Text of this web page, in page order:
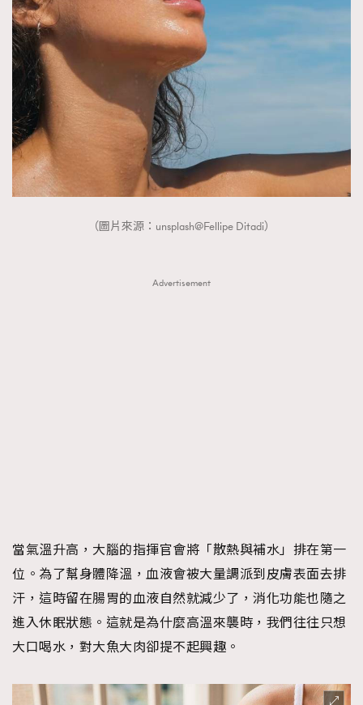
（圖片來源：unsplash@Fellipe Ditadi）
Advertisement
當氣溫升高，大腦的指揮官會將「散熱與補水」排在第一
位。為了幫身體降溫，血液會被大量調派到皮膚表面去排
汗，這時留在腸胃的血液自然就減少了，消化功能也隨之
進入休眠狀態。這就是為什麼高溫來襲時，我們往往只想
大口喝水，對大魚大肉卻提不起興趣。